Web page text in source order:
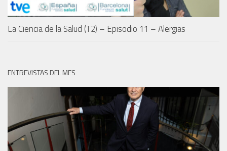
La Ciencia de la Salud (T2) – Episodio 11 – Alergias
ENTREVISTAS DEL MES